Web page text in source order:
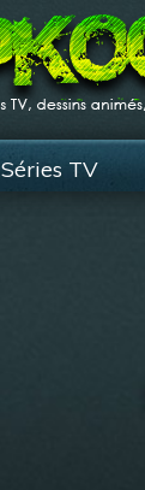
Séries TV